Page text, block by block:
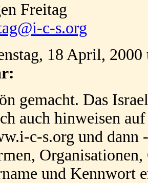
Freitag
c-s.org
18 April, 2000
gemacht. Das
auch hinweisen
c-s.org und
und Kennwort